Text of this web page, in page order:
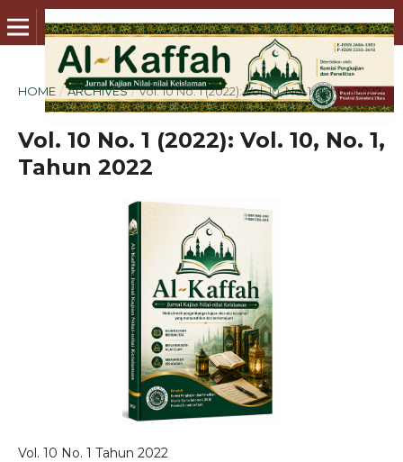
HOME / ARCHIVES / Vol. 10 No. 1 (2022): Vol. 10, No. 1, Tahun 2022
Vol. 10 No. 1 (2022): Vol. 10, No. 1,
Tahun 2022
Vol. 10 No. 1 Tahun 2022